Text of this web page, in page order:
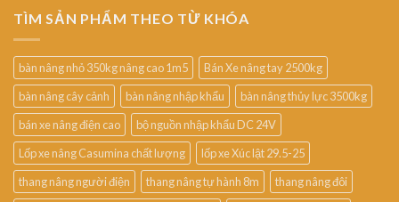
TÌM SẢN PHẨM THEO TỪ KHÓA
bàn nâng nhỏ 350kg nâng cao 1m5
Bán Xe nâng tay 2500kg
bàn nâng cây cảnh
bàn nâng nhập khẩu
bàn nâng thủy lực 3500kg
bán xe nâng điện cao
bộ nguồn nhập khẩu DC 24V
Lốp xe nâng Casumina chất lượng
lốp xe Xúc lật 29.5-25
thang nâng người điện
thang nâng tự hành 8m
thang nâng đôi